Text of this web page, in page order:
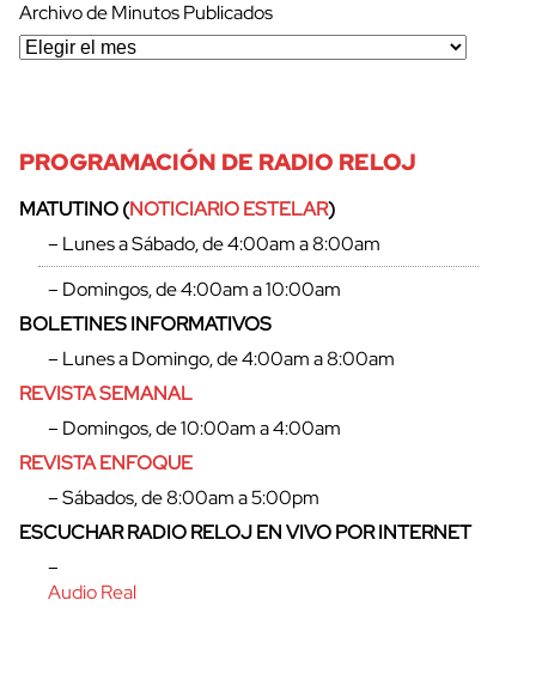
Archivo de Minutos Publicados
PROGRAMACIÓN DE RADIO RELOJ
MATUTINO (NOTICIARIO ESTELAR)
– Lunes a Sábado, de 4:00am a 8:00am
– Domingos, de 4:00am a 10:00am
BOLETINES INFORMATIVOS
– Lunes a Domingo, de 4:00am a 8:00am
REVISTA SEMANAL
– Domingos, de 10:00am a 4:00am
REVISTA ENFOQUE
– Sábados, de 8:00am a 5:00pm
ESCUCHAR RADIO RELOJ EN VIVO POR INTERNET
–
Audio Real